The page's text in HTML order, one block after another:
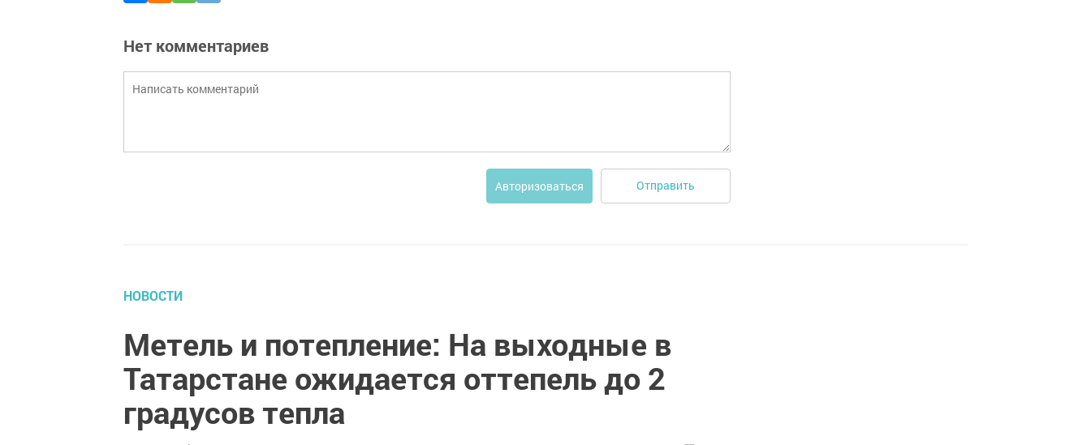
Нет комментариев
Авторизоваться Отправить
НОВОСТИ
Метель и потепление: На выходные в
Татарстане ожидается оттепель до 2
градусов тепла